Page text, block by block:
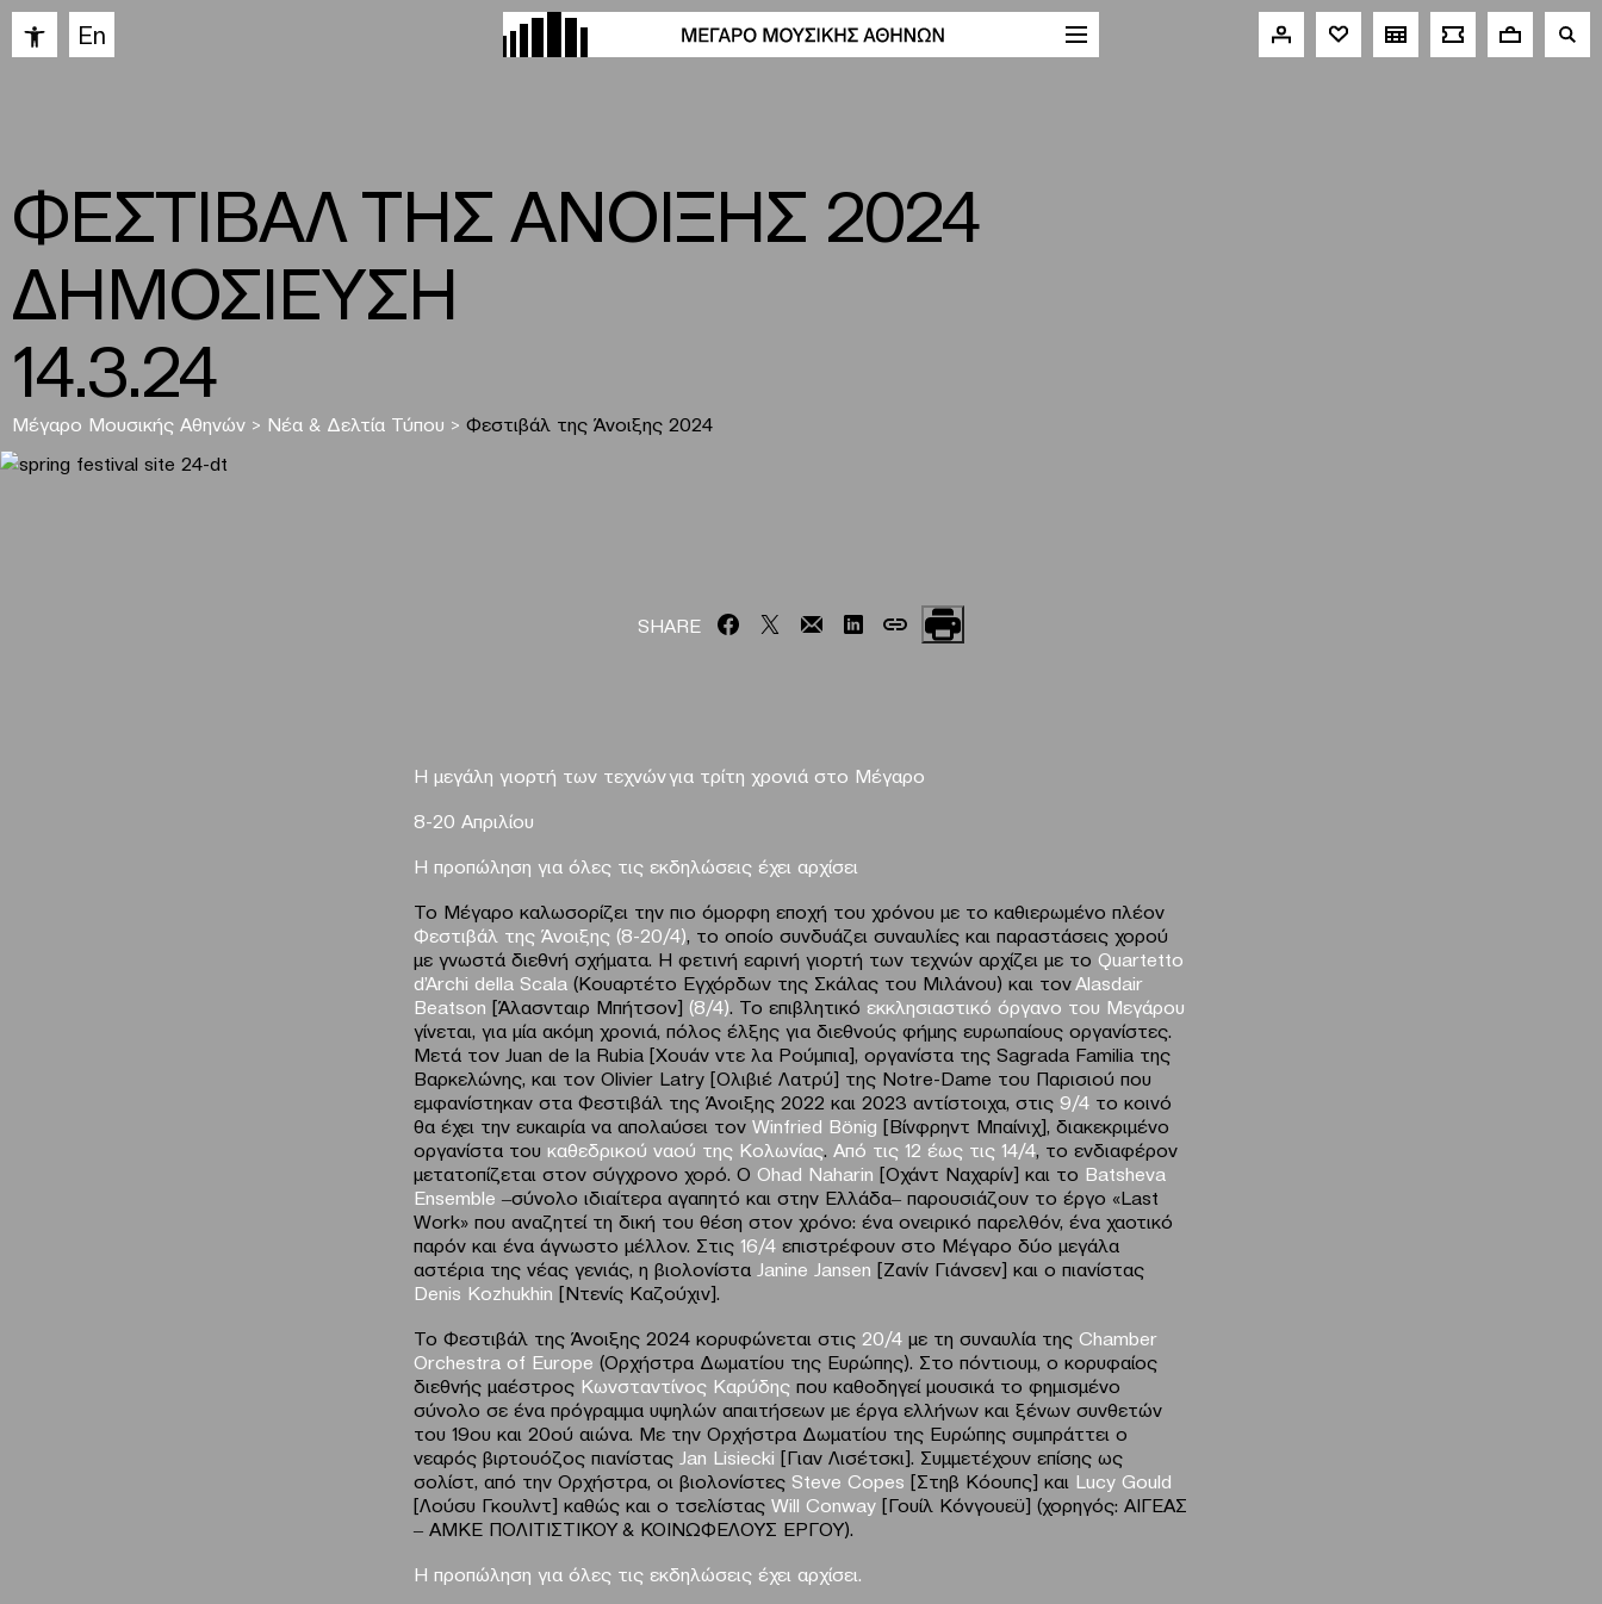
Ανοίξτε τη γραμμή εργαλείων
En
ΦΕΣΤΙΒΑΛ ΤΗΣ ΑΝΟΙΞΗΣ 2024
ΔΗΜΟΣΙΕΥΣΗ
14.3.24
Μέγαρο Μουσικής Αθηνών > Νέα & Δελτία Τύπου > Φεστιβάλ της Άνοιξης 2024
SHARE
H μεγάλη γιορτή των τεχνών για τρίτη χρονιά στο Μέγαρο
8-20 Aπριλίου
Η προπώληση για όλες τις εκδηλώσεις έχει αρχίσει
Το Μέγαρο καλωσορίζει την πιο όμορφη εποχή του χρόνου με το καθιερωμένο πλέον
Φεστιβάλ της Άνοιξης (8-20/4) , το οποίο συνδυάζει συναυλίες και παραστάσεις χορού
με γνωστά διεθνή σχήματα. Η φετινή εαρινή γιορτή των τεχνών αρχίζει με το Quartetto
d’Archi della Scala (Κουαρτέτο Εγχόρδων της Σκάλας του Μιλάνου) και τον Alasdair
Beatson [Άλασνταιρ Μπήτσον] (8/4) . To επιβλητικό εκκλησιαστικό όργανο του Μεγάρου
γίνεται, για μία ακόμη χρονιά, πόλος έλξης για διεθνούς φήμης ευρωπαίους οργανίστες.
Μετά τον Juan de la Rubia [Χουάν ντε λα Ρούμπια], οργανίστα της Sagrada Familia της
Βαρκελώνης, και τον Olivier Latry [Ολιβιέ Λατρύ] της Notre-Dame του Παρισιού που
εμφανίστηκαν στα Φεστιβάλ της Άνοιξης 2022 και 2023 αντίστοιχα, στις 9/4 το κοινό
θα έχει την ευκαιρία να απολαύσει τον Winfried Bönig [Βίνφρηντ Μπαίνιχ], διακεκριμένο
οργανίστα του καθεδρικού ναού της Κολωνίας Από τις 12 έως τις 14/4 , το ενδιαφέρον
μετατοπίζεται στον σύγχρονο χορό. Ο Ohad Naharin [Οχάντ Ναχαρίν] και το Batsheva
Ensemble ‒σύνολο ιδιαίτερα αγαπητό και στην Ελλάδα‒ παρουσιάζουν το έργο «Last
Work» που αναζητεί τη δική του θέση στον χρόνο: ένα ονειρικό παρελθόν, ένα χαοτικό
παρόν και ένα άγνωστο μέλλον. Στις 16/4 επιστρέφουν στο Μέγαρο δύο μεγάλα
αστέρια της νέας γενιάς, η βιολονίστα Janine Jansen [Ζανίν Γιάνσεν] και ο πιανίστας
Denis Kozhukhin [Ντενίς Καζούχιν].
To Φεστιβάλ της Άνοιξης 2024 κορυφώνεται στις 20/4 με τη συναυλία της Chamber
Orchestra of Europe (Ορχήστρα Δωματίου της Ευρώπης). Στο πόντιουμ, ο κορυφαίος
διεθνής μαέστρος Κωνσταντίνος Καρύδης που καθοδηγεί μουσικά το φημισμένο
σύνολο σε ένα πρόγραμμα υψηλών απαιτήσεων με έργα ελλήνων και ξένων συνθετών
του 19ου και 20ού αιώνα. Με την Ορχήστρα Δωματίου της Ευρώπης συμπράττει ο
νεαρός βιρτουόζος πιανίστας Jan Lisiecki [Γιαν Λισέτσκι]. Συμμετέχουν επίσης ως
σολίστ, από την Ορχήστρα, οι βιολονίστες Steve Copes [Στηβ Κόουπς] και Lucy Gould
[Λούσυ Γκουλντ] καθώς και ο τσελίστας Will Conway [Γουίλ Κόνγουεϋ] (χορηγός: AIΓΕΑΣ
‒ ΑΜΚΕ ΠΟΛΙΤΙΣΤΙΚΟΥ & ΚΟΙΝΩΦΕΛΟΥΣ ΕΡΓΟΥ).
H προπώληση για όλες τις εκδηλώσεις έχει αρχίσει.